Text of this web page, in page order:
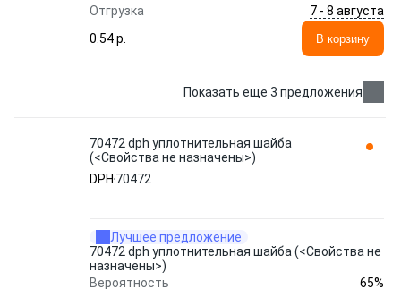
Отгрузка
7 - 8 августа
0.54 p.
В корзину
Показать еще 3 предложения
70472 dph уплотнительная шайба
(<Свойства не назначены>)
DPH 70472
Лучшее предложение
70472 dph уплотнительная шайба (<Свойства не
назначены>)
Вероятность
65%